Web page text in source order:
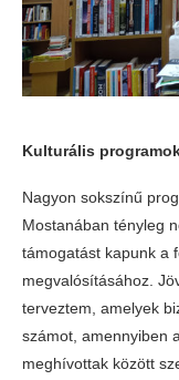
Kulturális
Nagyon sokszínű
Mostanában tényleg
támogatást kapunk a
megvalósításához.
terveztem, amelyek
számot, amennyiben
meghívottak között